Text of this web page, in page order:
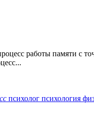
работы памяти с
психолог психология